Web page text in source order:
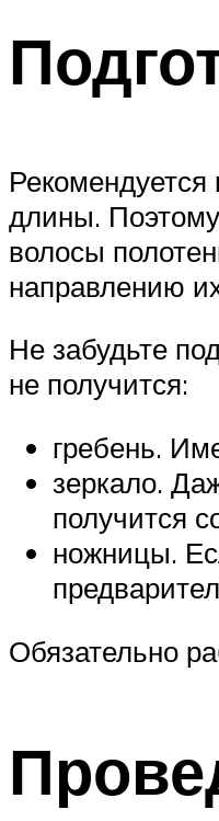
длины.
волосы
направлению
Не забудьте
не получится:
гребень.
зеркало.
получится
ножницы.
Обязательно